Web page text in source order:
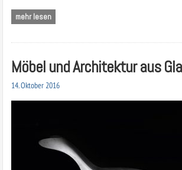
mehr lesen
Möbel und Architektur aus
14. Oktober 2016